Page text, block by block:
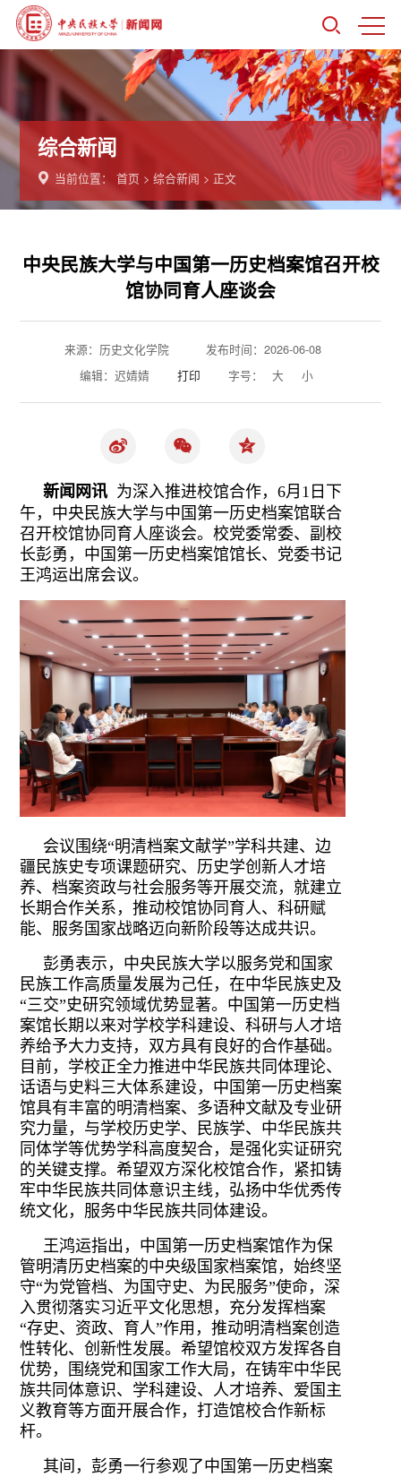
综合新闻
当前位置：首页 >综合新闻 > 正文
中央民族大学与中国第一历史档案馆召开校
馆协同育人座谈会
来源：历史文化学院
发布时间：2026-06-08
编辑：迟婧婧
打印 字号： 大 小
新闻网讯 为深入推进校馆合作，6月1日下
午，中央民族大学与中国第一历史档案馆联合
召开校馆协同育人座谈会。校党委常委、副校
长彭勇，中国第一历史档案馆馆长、党委书记
王鸿运出席会议。
会议围绕“明清档案文献学”学科共建、边
疆民族史专项课题研究、历史学创新人才培
养、档案资政与社会服务等开展交流，就建立
长期合作关系，推动校馆协同育人、科研赋
能、服务国家战略迈向新阶段等达成共识。
彭勇表示，中央民族大学以服务党和国家
民族工作高质量发展为己任，在中华民族史及
“三交”史研究领域优势显著。中国第一历史档
案馆长期以来对学校学科建设、科研与人才培
养给予大力支持，双方具有良好的合作基础。
目前，学校正全力推进中华民族共同体理论、
话语与史料三大体系建设，中国第一历史档案
馆具有丰富的明清档案、多语种文献及专业研
究力量，与学校历史学、民族学、中华民族共
同体学等优势学科高度契合，是强化实证研究
的关键支撑。希望双方深化校馆合作，紧扣铸
牢中华民族共同体意识主线，弘扬中华优秀传
统文化，服务中华民族共同体建设。
王鸿运指出，中国第一历史档案馆作为保
管明清历史档案的中央级国家档案馆，始终坚
守“为党管档、为国守史、为民服务”使命，深
入贯彻落实习近平文化思想，充分发挥档案
“存史、资政、育人”作用，推动明清档案创造
性转化、创新性发展。希望馆校双方发挥各自
优势，围绕党和国家工作大局，在铸牢中华民
族共同体意识、学科建设、人才培养、爱国主
义教育等方面开展合作，打造馆校合作新标
杆。
其间，彭勇一行参观了中国第一历史档案